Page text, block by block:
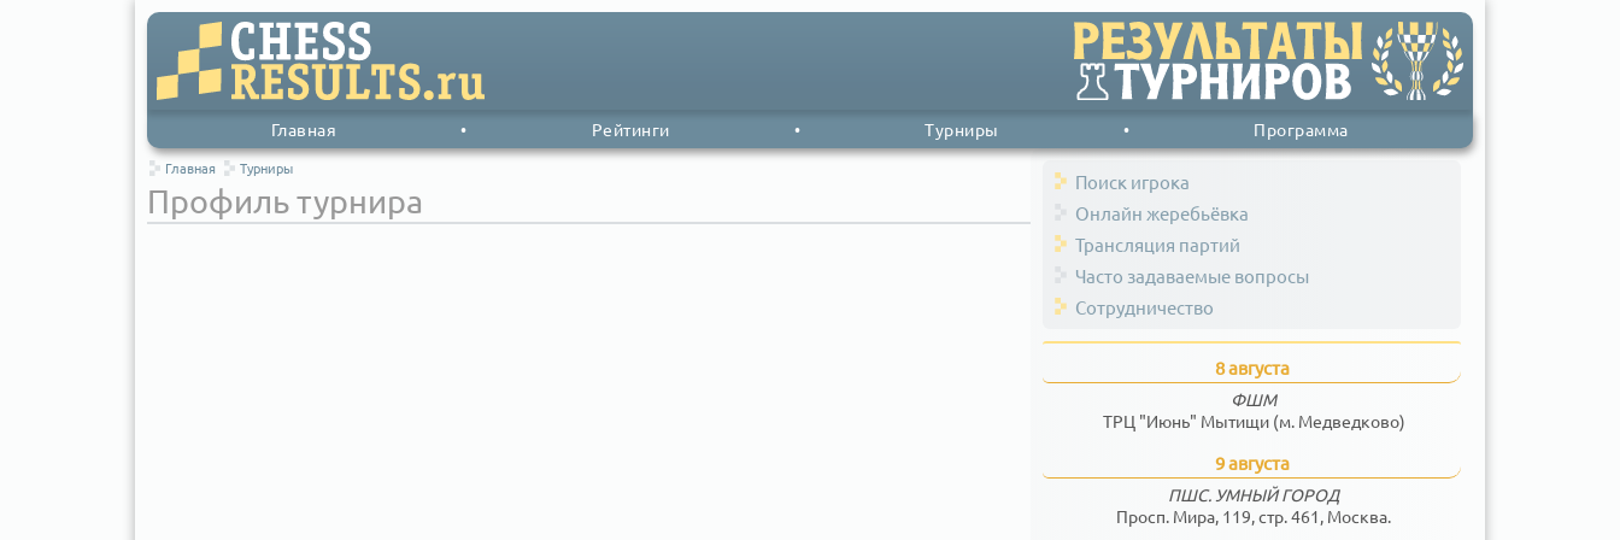
Главная • Рейтинги • Турниры • Программа
Главная Турниры
Профиль турнира
Поиск игрока
Онлайн жеребьёвка
Трансляция партий
Часто задаваемые вопросы
Сотрудничество
8 августа
ФШМ
ТРЦ "Июнь" Мытищи (м. Медведково)
9 августа
ПШС. УМНЫЙ ГОРОД
Просп. Мира, 119, стр. 461, Москва.